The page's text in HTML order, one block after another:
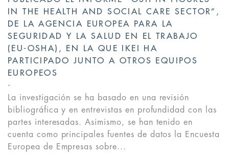
IN THE HEALTH AND SOCIAL CARE SECTOR”,
DE LA AGENCIA EUROPEA PARA LA
SEGURIDAD Y LA SALUD EN EL TRABAJO
(EU-OSHA), EN LA QUE IKEI HA
PARTICIPADO JUNTO A OTROS EQUIPOS
EUROPEOS
La investigación se ha basado en una revisión
bibliográfica y en entrevistas en profundidad con las
partes interesadas. Asimismo, se han tenido en
cuenta como principales fuentes de datos la Encuesta
Europea de Empresas sobre...